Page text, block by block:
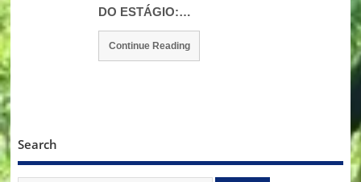
DO ESTÁGIO:…
Continue Reading
Search